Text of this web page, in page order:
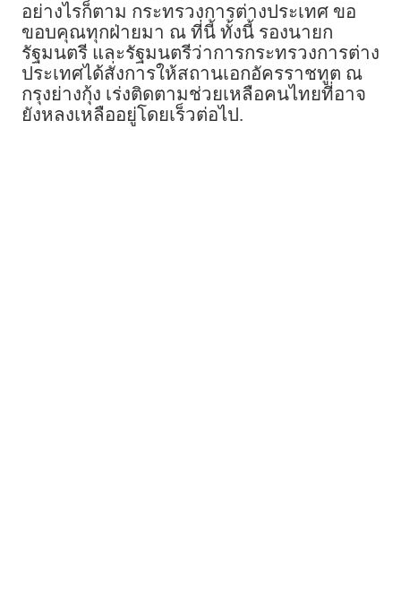
อย่างไรก็ตาม กระทรวงการต่างประเทศ ขอ
ขอบคุณทุกฝ่ายมา ณ ที่นี้ ทั้งนี้ รองนายก
รัฐมนตรี และรัฐมนตรีว่าการกระทรวงการต่าง
ประเทศได้สั่งการให้สถานเอกอัครราชทูต ณ
กรุงย่างกุ้ง เร่งติดตามช่วยเหลือคนไทยที่อาจ
ยังหลงเหลืออยู่โดยเร็วต่อไป.